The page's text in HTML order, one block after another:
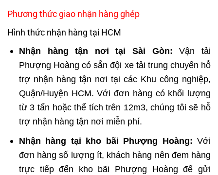
Phương thức giao nhận hàng ghép
Hình thức nhận hàng tại HCM
Nhận hàng tận nơi tại Sài Gòn: Vận tải
Phượng Hoàng có sẵn đội xe tải trung chuyển hỗ
trợ nhận hàng tận nơi tại các Khu công nghiệp,
Quận/Huyện HCM. Với đơn hàng có khối lượng
từ 3 tấn hoặc thể tích trên 12m3, chúng tôi sẽ hỗ
trợ nhận hàng tận nơi miễn phí.
Nhận hàng tại kho bãi Phượng Hoàng: Với
đơn hàng số lượng ít, khách hàng nên đem hàng
trực tiếp đến kho bãi Phượng Hoàng để gửi